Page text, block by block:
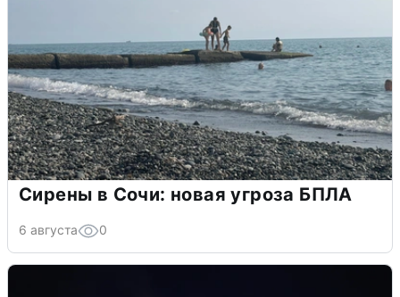
Сирены в Сочи: новая угроза БПЛА
6 августа 0